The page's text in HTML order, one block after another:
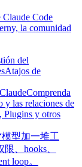
Claude Code
la comunidad
del
Atajos de
Comprenda
y las relaciones de
Plugins y otros
模型加一堆工
、hooks、
loop。